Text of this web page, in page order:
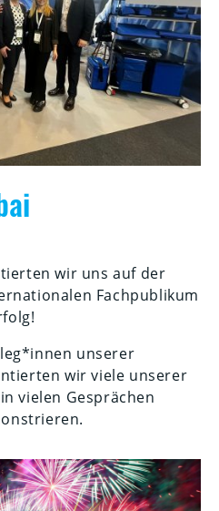
wir uns auf der
Fachpublikum
unserer
wir viele unserer
vielen Gesprächen